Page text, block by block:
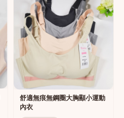
舒適無痕無鋼圈大胸顯小運動
內衣